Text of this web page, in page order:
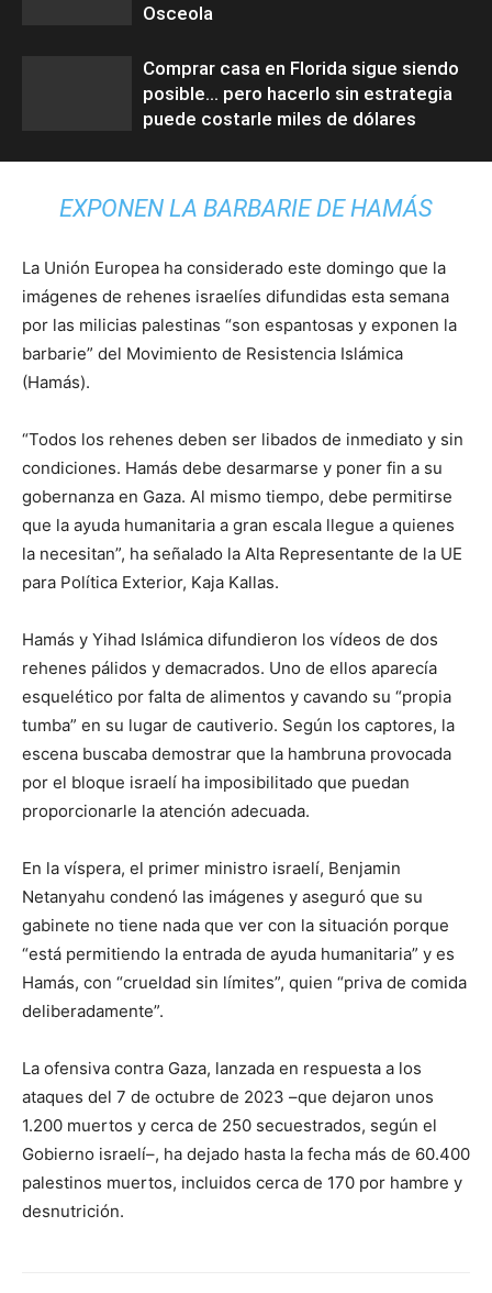
Osceola
Comprar casa en Florida sigue siendo
posible… pero hacerlo sin estrategia
puede costarle miles de dólares
EXPONEN LA BARBARIE DE HAMÁS
La Unión Europea ha considerado este domingo que la
imágenes de rehenes israelíes difundidas esta semana
por las milicias palestinas “son espantosas y exponen la
barbarie” del Movimiento de Resistencia Islámica
(Hamás).
“Todos los rehenes deben ser libados de inmediato y sin
condiciones. Hamás debe desarmarse y poner fin a su
gobernanza en Gaza. Al mismo tiempo, debe permitirse
que la ayuda humanitaria a gran escala llegue a quienes
la necesitan”, ha señalado la Alta Representante de la UE
para Política Exterior, Kaja Kallas.
Hamás y Yihad Islámica difundieron los vídeos de dos
rehenes pálidos y demacrados. Uno de ellos aparecía
esquelético por falta de alimentos y cavando su “propia
tumba” en su lugar de cautiverio. Según los captores, la
escena buscaba demostrar que la hambruna provocada
por el bloque israelí ha imposibilitado que puedan
proporcionarle la atención adecuada.
En la víspera, el primer ministro israelí, Benjamin
Netanyahu condenó las imágenes y aseguró que su
gabinete no tiene nada que ver con la situación porque
“está permitiendo la entrada de ayuda humanitaria” y es
Hamás, con “crueldad sin límites”, quien “priva de comida
deliberadamente”.
La ofensiva contra Gaza, lanzada en respuesta a los
ataques del 7 de octubre de 2023 –que dejaron unos
1.200 muertos y cerca de 250 secuestrados, según el
Gobierno israelí–, ha dejado hasta la fecha más de 60.400
palestinos muertos, incluidos cerca de 170 por hambre y
desnutrición.